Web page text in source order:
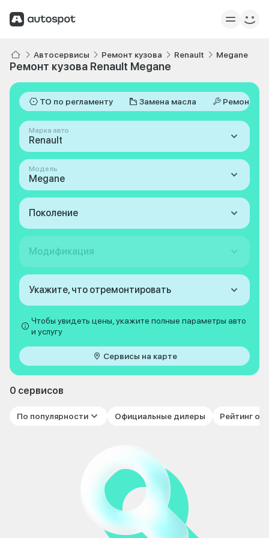
Автосервисы Ремонт кузова Renault Megane
Ремонт кузова Renault Megane
ТО по регламенту Замена масла Ремонт
Марка авто
Renault
Модель
Megane
Поколение
Модификация
Укажите, что отремонтировать
Чтобы увидеть цены, укажите полные параметры авто
и услугу
Сервисы на карте
0 сервисов
По популярности Официальные дилеры Рейтинг